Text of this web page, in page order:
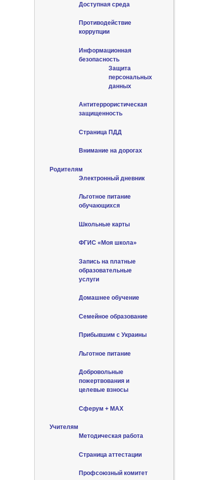
Доступная среда
Противодействие
коррупции
Информационная
безопасность
Защита
персональных
данных
Антитеррористическая
защищенность
Страница ПДД
Внимание на дорогах
Родителям
Электронный дневник
Льготное питание
обучающихся
Школьные карты
ФГИС «Моя школа»
Запись на платные
образовательные
услуги
Домашнее обучение
Семейное образование
Прибывшим с Украины
Льготное питание
Добровольные
пожертвования и
целевые взносы
Сферум + MAX
Учителям
Методическая работа
Страница аттестации
Профсоюзный комитет